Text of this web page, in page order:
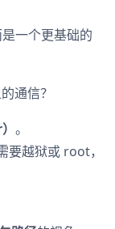
一个更基础的
通信？
。
要越狱或 root，